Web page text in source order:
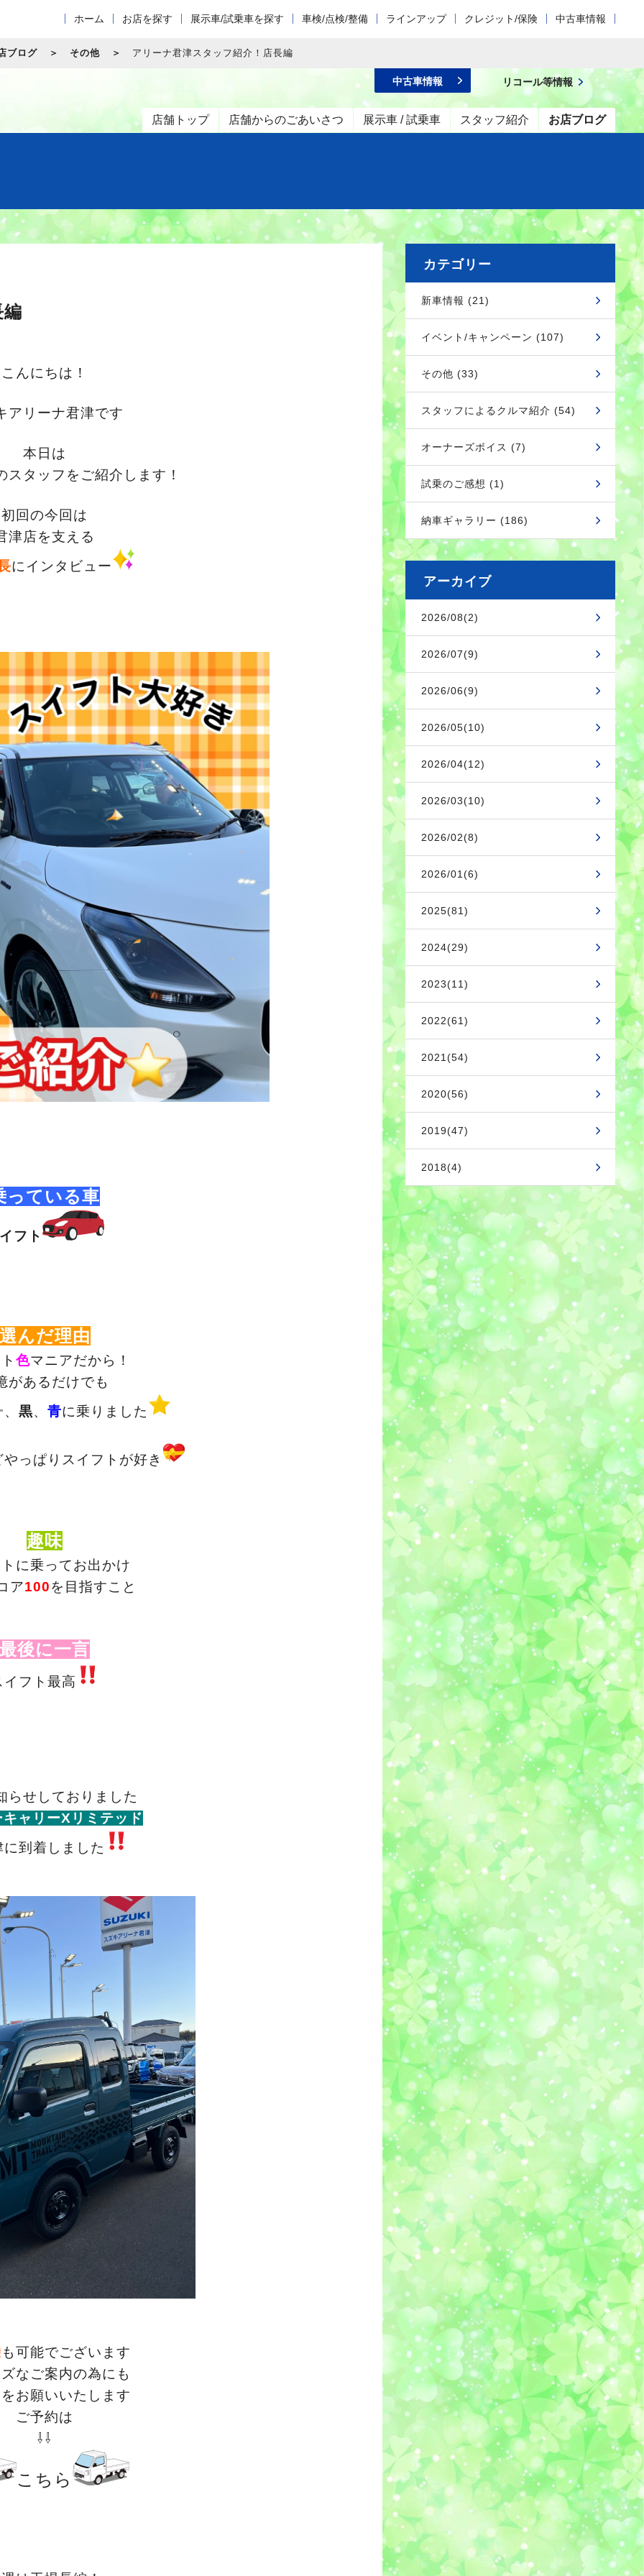
ホーム お店を探す 展示車/試乗車を探す 車検/点検/整備 ラインアップ クレジット/保険 中古車情報
ブログ その他 アリーナ君津スタッフ紹介！店長編
店舗トップ 店舗からのごあいさつ 展示車 / 試乗車 スタッフ紹介 お店ブログ
中古車情報 リコール等情報
こんにちは！
アリーナ君津です
本日は
スタッフをご紹介します！
初回の今回は
津店を支える
に インタビュー
っている車
フト
んだ理由
色マニアだから！
があるだけでも
、 黒、 青に乗りました
っぱりスイフトが好き
趣味
に乗ってお出かけ
ア100を目指すこと
最後に一言
イフト最高
らせしておりました
ャリーXリミテッド
に到着しました
も可能でございます
なご案内の為にも
お願いいたします
ご予約は
⇩⇩
こ ちら
カテゴリー
新車情報 (21)
イベント/キャンペーン (107)
その他 (33)
スタッフによるクルマ紹介 (54)
オーナーズボイス (7)
試乗のご感想 (1)
納車ギャラリー (186)
アーカイブ
2026/08(2)
2026/07(9)
2026/06(9)
2026/05(10)
2026/04(12)
2026/03(10)
2026/02(8)
2026/01(6)
2025(81)
2024(29)
2023(11)
2022(61)
2021(54)
2020(56)
2019(47)
2018(4)